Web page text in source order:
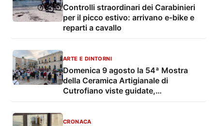
Controlli straordinari dei Carabinieri
per il picco estivo: arrivano e-bike e
reparti a cavallo
ARTE E DINTORNI
Domenica 9 agosto la 54ª Mostra
della Ceramica Artigianale di
Cutrofiano viste guidate,
CRONACA